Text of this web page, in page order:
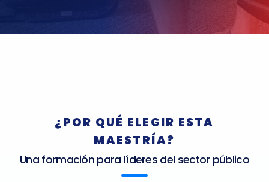
¿POR QUÉ ELEGIR ESTA
MAESTRÍA?
Una formación para líderes del sector público